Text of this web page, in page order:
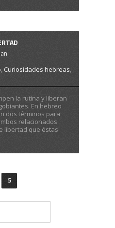
,Curiosidades hebreas,
la rutina y liberan
En hebreo
dos términos para
relacionados
libertad que éstas
5